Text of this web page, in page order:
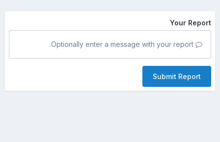
Your Report
Submit Report